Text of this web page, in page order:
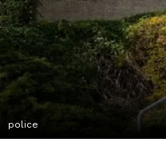
police